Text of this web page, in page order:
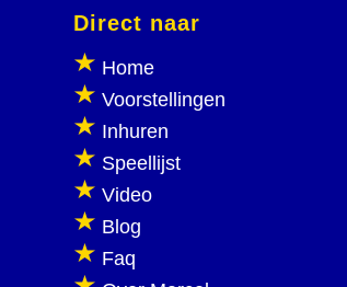
Direct naar
Home
Voorstellingen
Inhuren
Speellijst
Video
Blog
Faq